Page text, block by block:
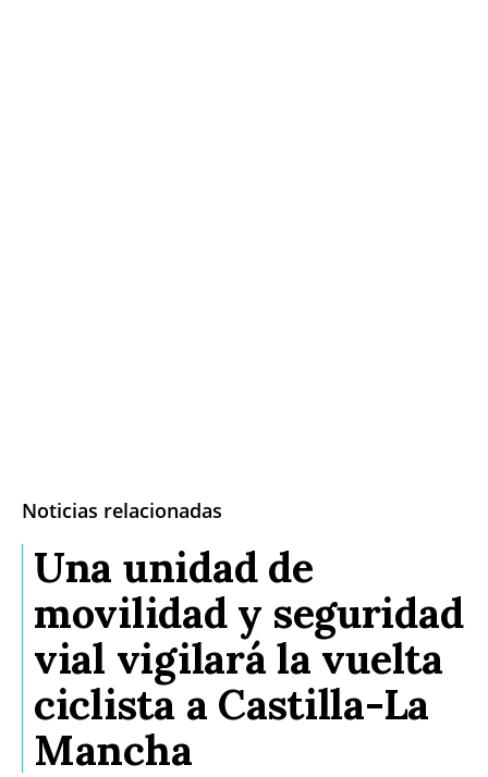
Noticias relacionadas
Una unidad de
movilidad y seguridad
vial vigilará la vuelta
ciclista a Castilla-La
Mancha